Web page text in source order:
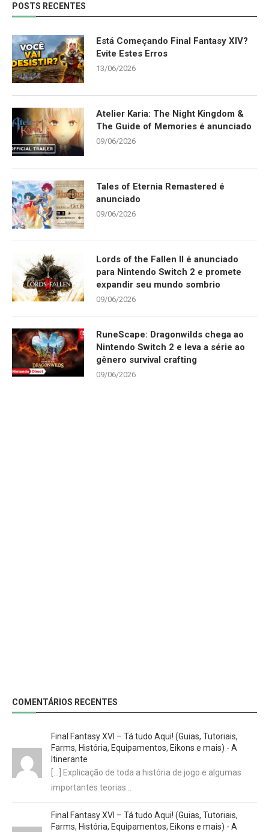
POSTS RECENTES
Está Começando Final Fantasy XIV?
Evite Estes Erros
13/06/2026
Atelier Karia: The Night Kingdom &
The Guide of Memories é anunciado
09/06/2026
Tales of Eternia Remastered é
anunciado
09/06/2026
Lords of the Fallen II é anunciado
para Nintendo Switch 2 e promete
expandir seu mundo sombrio
09/06/2026
RuneScape: Dragonwilds chega ao
Nintendo Switch 2 e leva a série ao
gênero survival crafting
09/06/2026
COMENTÁRIOS RECENTES
Final Fantasy XVI – Tá tudo Aqui! (Guias, Tutoriais,
Farms, História, Equipamentos, Eikons e mais) - A
Itinerante
[…] Explicação de toda a história de jogo e algumas
importantes teorias…
Final Fantasy XVI – Tá tudo Aqui! (Guias, Tutoriais,
Farms, História, Equipamentos, Eikons e mais) - A